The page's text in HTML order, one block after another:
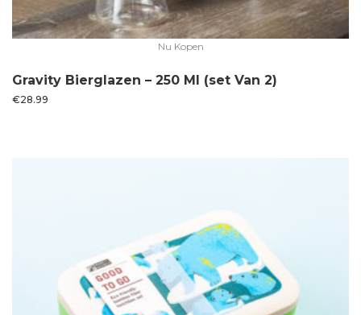
Nu Kopen
Gravity Bierglazen – 250 Ml (set Van 2)
€28.99